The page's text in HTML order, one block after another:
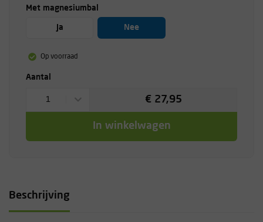
Met magnesiumbal
Ja Nee
Op voorraad
Aantal
1 € 27,95
In winkelwagen
Beschrijving